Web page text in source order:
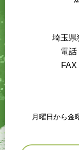
埼玉県
電話
FAX
月曜日から金